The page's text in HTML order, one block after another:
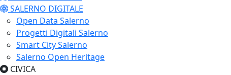
SALERNO DIGITALE
Open Data Salerno
Progetti Digitali Salerno
Smart City Salerno
Salerno Open Heritage
CIVICA